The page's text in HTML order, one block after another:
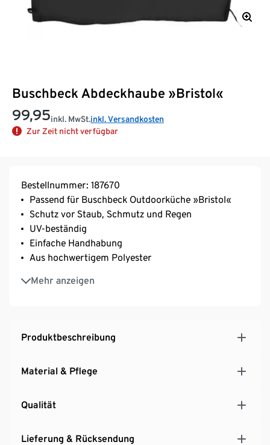
Buschbeck Abdeckhaube »Bristol«
99,95inkl. MwSt.inkl. Versandkosten
Zur Zeit nicht verfügbar
Bestellnummer: 187670
Passend für Buschbeck Outdoorküche »Bristol«
Schutz vor Staub, Schmutz und Regen
UV-beständig
Einfache Handhabung
Aus hochwertigem Polyester
Mehr anzeigen
Geringerer Reinigungsaufwand bedeutet
schnellerer Einsatz der Outdoorküche
Produktbeschreibung
Material & Pflege
Qualität
Lieferung & Rücksendung